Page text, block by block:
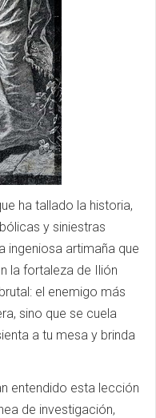
ha tallado la historia,
y siniestras
ingeniosa artimaña que
la fortaleza de Ilión
el enemigo más
sino que se cuela
a tu mesa y brinda
entendido esta lección
de investigación,